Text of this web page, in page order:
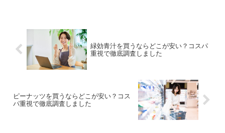
緑効青汁を買うならどこが安い？コスパ
重視で徹底調査しました
ピーナッツを買うならどこが安い？コス
パ重視で徹底調査しました